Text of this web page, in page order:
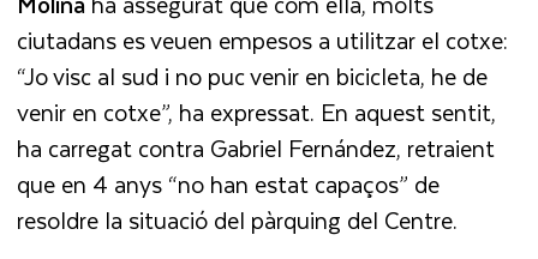
ciutadans es veuen empesos a utilitzar el cotxe:
“Jo visc al sud i no puc venir en bicicleta, he de
venir en cotxe”, ha expressat. En aquest sentit,
ha carregat contra Gabriel Fernández, retraient
que en 4 anys “no han estat capaços” de
resoldre la situació del pàrquing del Centre.